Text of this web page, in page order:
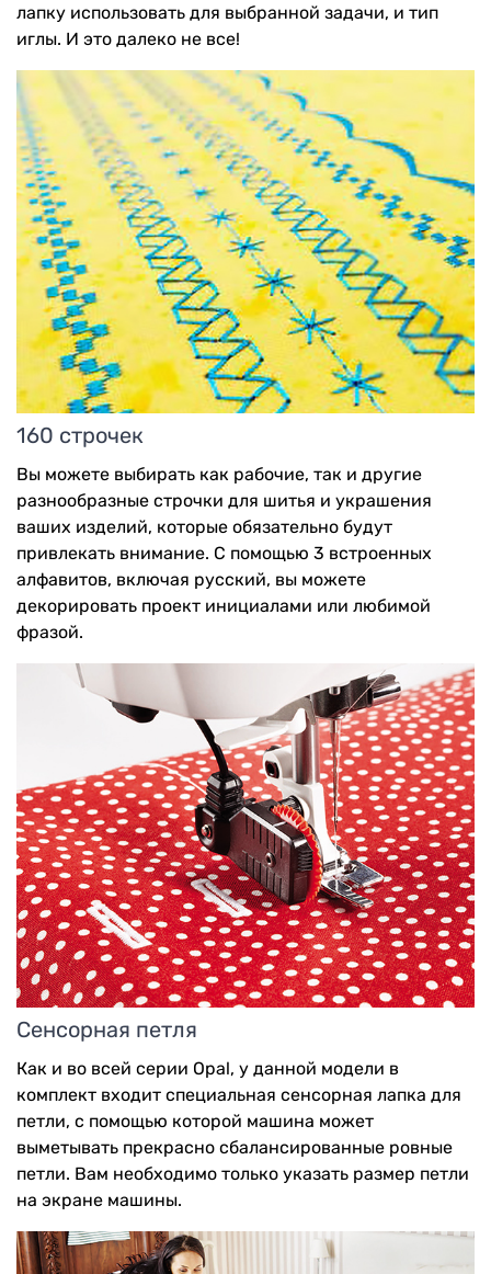
лапку использовать для выбранной задачи, и тип
иглы. И это далеко не все!
160 строчек
Вы можете выбирать как рабочие, так и другие
разнообразные строчки для шитья и украшения
ваших изделий, которые обязательно будут
привлекать внимание. C помощью 3 встроенных
алфавитов, включая русский, вы можете
декорировать проект инициалами или любимой
фразой.
Сенсорная петля
Как и во всей серии Opal, у данной модели в
комплект входит специальная сенсорная лапка для
петли, с помощью которой машина может
выметывать прекрасно сбалансированные ровные
петли. Вам необходимо только указать размер петли
на экране машины.